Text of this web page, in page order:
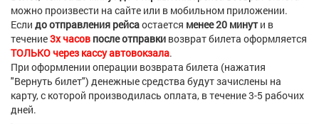
можно произвести на сайте или в мобильном приложении.
Если до отправления рейсаостается менее 20 минути в
течение3х часов после отправки возврат билета оформляется
ТОЛЬКО через кассу автовокзала.
При оформлении операции возврата билета (нажатия
"Вернуть билет") денежные средства будут зачислены на
карту, с которой производилась оплата, в течение3-5 рабочих
дней.